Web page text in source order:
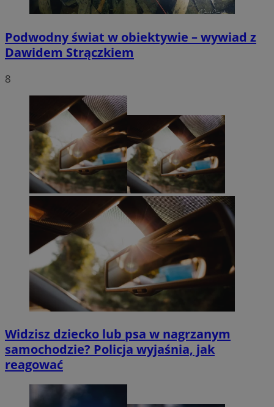
Podwodny świat w obiektywie – wywiad z
Dawidem Strączkiem
8
Widzisz dziecko lub psa w nagrzanym
samochodzie? Policja wyjaśnia, jak
reagować